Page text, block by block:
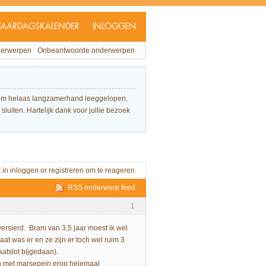
INLOGGEN
Onbeantwoorde onderwerpen
helaas langzamerhand leeggelopen,
Hartelijk dank voor jullie bezoek
in inloggen or registreren om te reageren
RSS onderwerp feed
1
Bram van 3,5 jaar moest ik wel
was er en ze zijn er toch wel ruim 3
bijgedaan).
marsepein erop helemaal